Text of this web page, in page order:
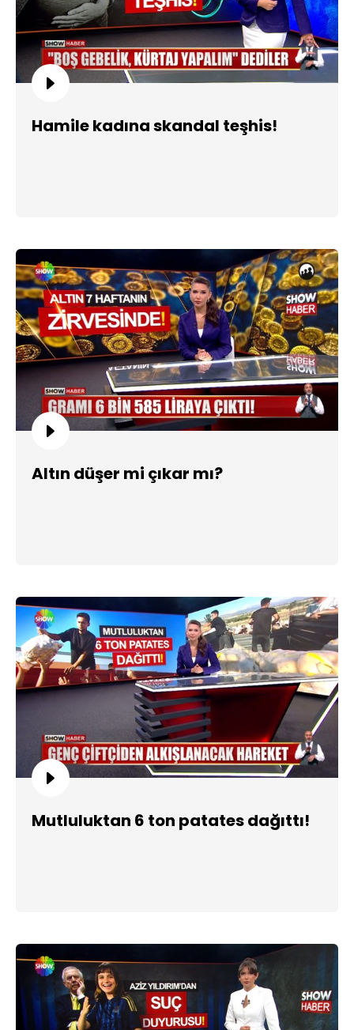
Hamile kadına skandal teşhis!
Altın düşer mi çıkar mı?
Mutluluktan 6 ton patates dağıttı!